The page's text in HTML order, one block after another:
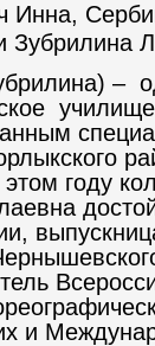
Инна,
Зубрилина
–
училище
году
и